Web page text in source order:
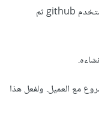
سيطلب منك بعد تنفيذ هذا الأمر ادخال اسم مستخدم github ثم
مع العميل. ولفعل هذا